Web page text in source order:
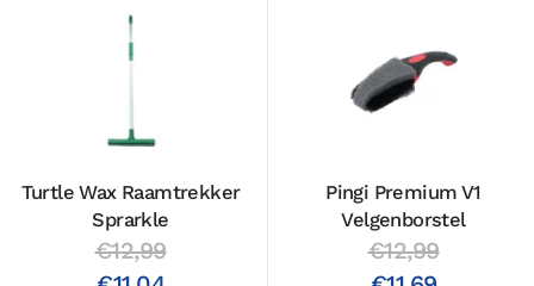
Turtle Wax Raamtrekker
Sprarkle
€12,99
Pingi Premium V1
Velgenborstel
€12,99